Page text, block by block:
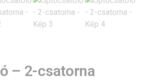
– 2-csatorna